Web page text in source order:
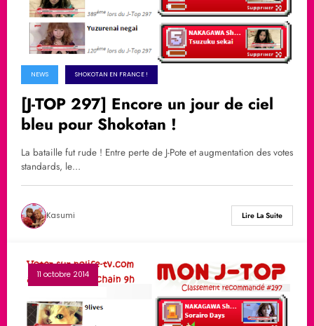
NEWS SHOKOTAN EN FRANCE !
[J-TOP 297] Encore un jour de ciel
bleu pour Shokotan !
La bataille fut rude ! Entre perte de J-Pote et augmentation des votes
standards, le…
Kasumi Lire La Suite
11 octobre 2014